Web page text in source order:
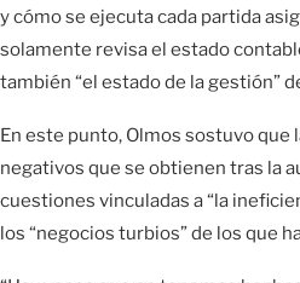
y cómo se ejecuta cada partida
solamente revisa el estado
también “el estado de la gestión”
En este punto, Olmos sostuvo que
negativos que se obtienen tras la
cuestiones vinculadas a “la
los “negocios turbios” de los que